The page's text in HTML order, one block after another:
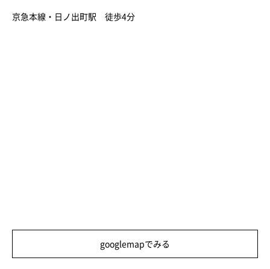
京急本線・日ノ出町駅 徒歩4分
googlemapでみる